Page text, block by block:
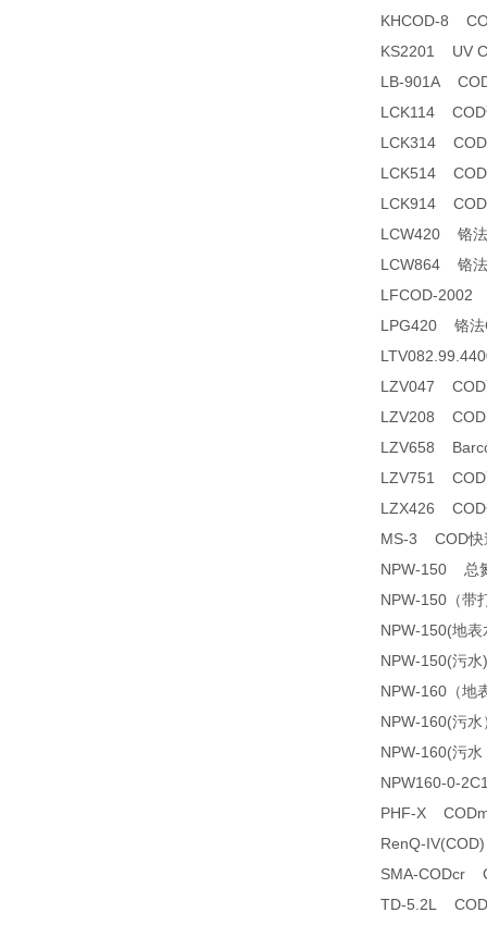
KHCOD-8
KS2201 UV
LB-901A
LCK114 COD
LCK314
LCK514 COD
LCK914
LCW420 铬法
LCW864 铬法
LFCOD-2002
LPG420 铬法
LZV047 COD
LZV208
LZV658
LZV751 COD
LZX426 COD
MS-3 COD快
NPW-150 总
NPW-150（带
NPW-150(地
NPW-150(污
NPW-160（地
NPW-160(污
NPW-160(污
NPW160-0-
PHF-X
RenQ-
SMA-CODcr
TD-5.2L COD